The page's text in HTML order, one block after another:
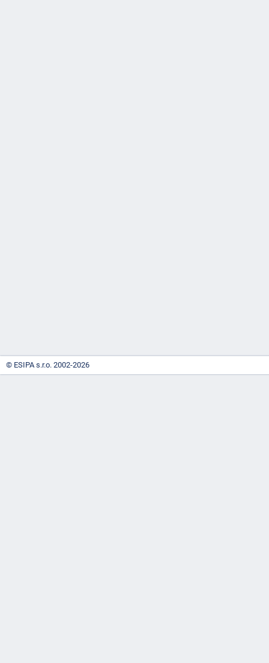
© ESIPA s.r.o. 2002-2026